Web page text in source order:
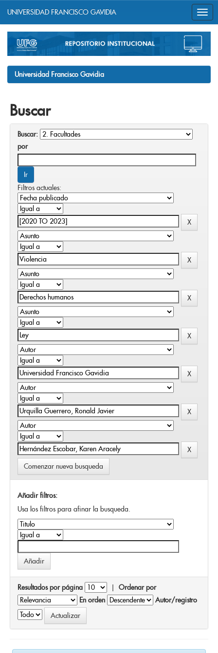
navigation
UNIVERSIDAD FRANCISCO GAVIDIA
Universidad Francisco Gavidia
Buscar
Buscar:
por
Filtros actuales:
Comenzar nueva busqueda
Añadir filtros:
Usa los filtros para afinar la busqueda.
Resultados por página | Ordenar por
En orden
Autor/registro